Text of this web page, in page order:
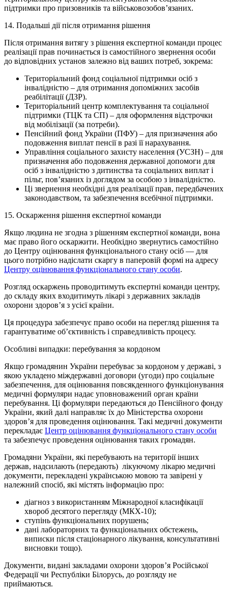
підтримки про призовників та військовозобов’язаних.
14. Подальші дії після отримання рішення
Після отримання витягу з рішення експертної команди процес
реалізації прав починається із самостійного звернення особи
до відповідних установ залежно від ваших потреб, зокрема:
Територіальний фонд соціальної підтримки осіб з
інвалідністю – для отримання допоміжних засобів
реабілітації (ДЗР).
Територіальний центр комплектування та соціальної
підтримки (ТЦК та СП) – для оформлення відстрочки
від мобілізації (за потреби).
Пенсійний фонд України (ПФУ) – для призначення або
подовження виплат пенсії в разі її нарахування.
Управління соціального захисту населення (УСЗН) – для
призначення або подовження державної допомоги для
осіб з інвалідністю з дитинства та соціальних виплат і
пільг, пов’язаних із доглядом за особою з інвалідністю.
Ці звернення необхідні для реалізації прав, передбачених
законодавством, та забезпечення всебічної підтримки.
15. Оскарження рішення експертної команди
Якщо людина не згодна з рішенням експертної команди, вона
має право його оскаржити. Необхідно звернутись самостійно
до Центру оцінювання функціонального стану осіб — для
цього потрібно надіслати скаргу в паперовій формі на адресу
Центру оцінювання функціонального стану особи.
Розгляд оскаржень проводитимуть експертні команди центру,
до складу яких входитимуть лікарі з державних закладів
охорони здоров’я з усієї країни.
Ця процедура забезпечує право особи на перегляд рішення та
гарантуватиме об’єктивність і справедливість процесу.
Особливі випадки: перебування за кордоном
Якщо громадянин України перебуває за кордоном у державі, з
якою укладено міждержавні договори (угоди) про соціальне
забезпечення, для оцінювання повсякденного функціонування
медичні формуляри надає уповноважений орган країни
перебування. Ці формуляри передаються до Пенсійного фонду
України, який далі направляє їх до Міністерства охорони
здоров’я для проведення оцінювання. Такі медичні документи
перекладає Центр оцінювання функціонального стану особи
та забезпечує проведення оцінювання таких громадян.
Громадяни України, які перебувають на території інших
держав, надсилають (передають) лікуючому лікарю медичні
документи, перекладені українською мовою та завірені у
належний спосіб, які містять інформацію про:
діагноз з використанням Міжнародної класифікації
хвороб десятого перегляду (МКХ-10);
ступінь функціональних порушень;
дані лабораторних та функціональних обстежень,
виписки після стаціонарного лікування, консультативні
висновки тощо).
Документи, видані закладами охорони здоров’я Російської
Федерації чи Республіки Білорусь, до розгляду не
приймаються.